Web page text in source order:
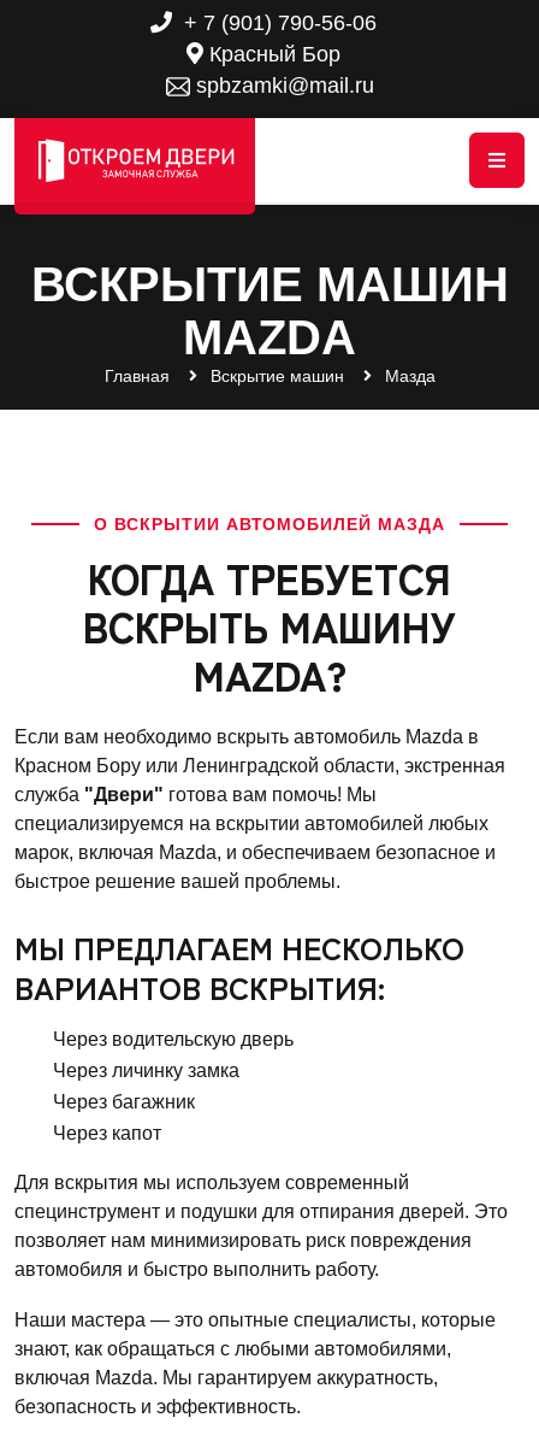
+ 7 (901) 790-56-06
Красный Бор
spbzamki@mail.ru
ВСКРЫТИЕ МАШИН
MAZDA
Главная Вскрытие машин Мазда
О ВСКРЫТИИ АВТОМОБИЛЕЙ МАЗДА
КОГДА ТРЕБУЕТСЯ
ВСКРЫТЬ МАШИНУ
MAZDA?
Если вам необходимо вскрыть автомобиль Mazda в
Красном Бору или Ленинградской области, экстренная
служба "Двери" готова вам помочь! Мы
специализируемся на вскрытии автомобилей любых
марок, включая Mazda, и обеспечиваем безопасное и
быстрое решение вашей проблемы.
МЫ ПРЕДЛАГАЕМ НЕСКОЛЬКО
ВАРИАНТОВ ВСКРЫТИЯ:
Через водительскую дверь
Через личинку замка
Через багажник
Через капот
Для вскрытия мы используем современный
специнструмент и подушки для отпирания дверей. Это
позволяет нам минимизировать риск повреждения
автомобиля и быстро выполнить работу.
Наши мастера — это опытные специалисты, которые
знают, как обращаться с любыми автомобилями,
включая Mazda. Мы гарантируем аккуратность,
безопасность и эффективность.